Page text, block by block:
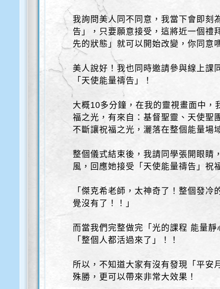
我詢問美人同不同意，我當下會即刻
告」，只要願意接受，這將近一個禮
先的狀態」就可以開始改變，你同意
美人說好！我也同時邀請參與線上課
「天使能量禱告」！
大概10多分鐘，在我的靈視畫面中，
福之光，有來自：基督聖靈、天使聖
不斷讓祝福之光，灑落在整個能量場
整個儀式結束後，我請同學張開眼睛
風，回應她接受「天使能量禱告」祝
「傑克希老師，太神奇了！整個發
覺沒有了！！」
而當我們完整做完「光的課程 能量
「整個人都活過來了」！！
所以，不知道大家有沒有發現「平安
殊勝，更可以帶來非常大效果！